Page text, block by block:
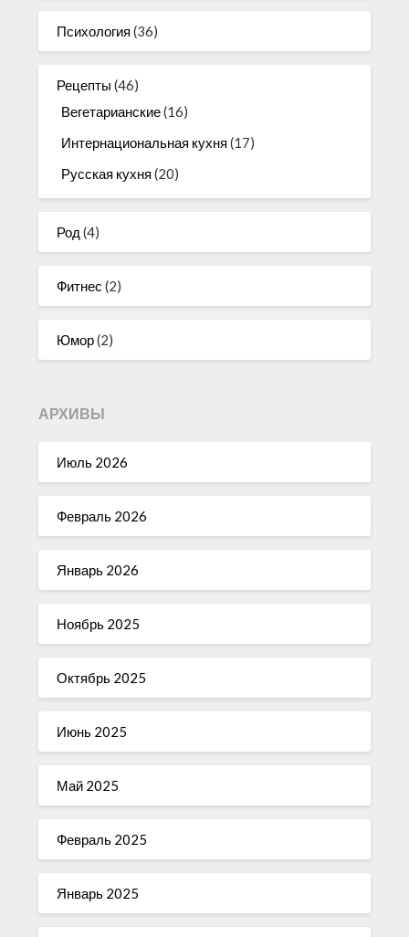
Психология (36)
Рецепты (46)
Вегетарианские(16)
Интернациональная кухня (17)
Русская кухня (20)
Род (4)
Фитнес (2)
Юмор(2)
АРХИВЫ
Июль 2026
Февраль 2026
Январь 2026
Ноябрь 2025
Октябрь 2025
Июнь 2025
Май 2025
Февраль 2025
Январь 2025